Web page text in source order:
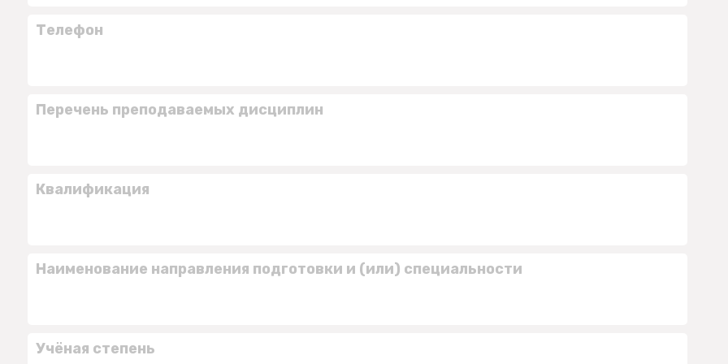
Телефон
Перечень преподаваемых дисциплин
Квалификация
Наименование направления подготовки и (или) специальности
Учёная степень